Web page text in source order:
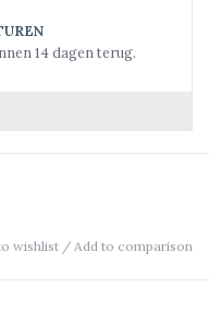
14 dagen terug.
wishlist / Add to comparison